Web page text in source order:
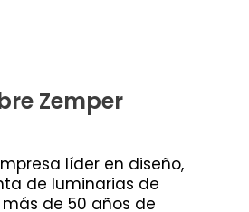
Zemper
líder en diseño,
de luminarias de
de 50 años de